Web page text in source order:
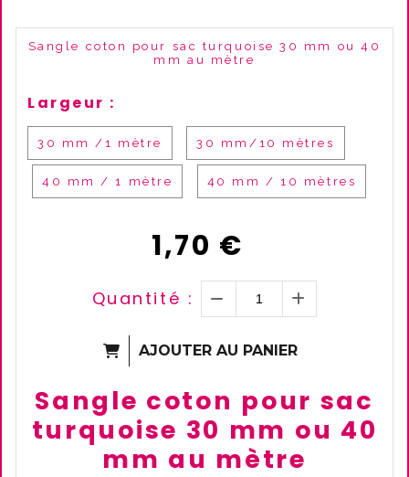
Sangle coton pour sac turquoise 30 mm ou 40
mm au mètre
Largeur :
30 mm /1 mètre 30 mm/10 mètres
40 mm / 1 mètre 40 mm / 10 mètres
1,70 €
Quantité :
AJOUTER AU PANIER
Sangle coton pour sac
turquoise 30 mm ou 40
mm au mètre